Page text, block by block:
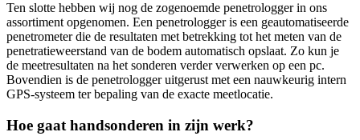
Ten slotte hebben wij nog de zogenoemde penetrologger in ons
assortiment opgenomen. Een penetrologger is een geautomatiseerde
penetrometer die de resultaten met betrekking tot het meten van de
penetratieweerstand van de bodem automatisch opslaat. Zo kun je
de meetresultaten na het sonderen verder verwerken op een pc.
Bovendien is de penetrologger uitgerust met een nauwkeurig intern
GPS-systeem ter bepaling van de exacte meetlocatie.
Hoe gaat handsonderen in zijn werk?